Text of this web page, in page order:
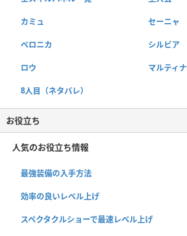
カミュ セーニャ
ベロニカ シルビア
ロウ マルティナ
8人目（ネタバレ）
お役立ち
人気のお役立ち情報
最強装備の入手方法
効率の良いレベル上げ
スペクタクルショーで最速レベル上げ